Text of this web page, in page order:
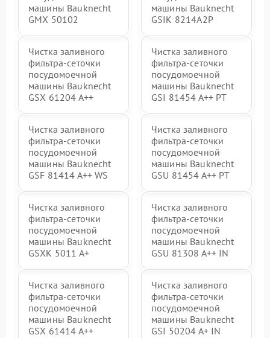
машины Bauknecht
GMX 50102
машины Bauknecht
GSIK 8214A2P
Чистка заливного
фильтра-сеточки
посудомоечной
машины Bauknecht
GSX 61204 A++
Чистка заливного
фильтра-сеточки
посудомоечной
машины Bauknecht
GSI 81454 A++ PT
Чистка заливного
фильтра-сеточки
посудомоечной
машины Bauknecht
GSF 81414 A++ WS
Чистка заливного
фильтра-сеточки
посудомоечной
машины Bauknecht
GSU 81454 A++ PT
Чистка заливного
фильтра-сеточки
посудомоечной
машины Bauknecht
GSXK 5011 A+
Чистка заливного
фильтра-сеточки
посудомоечной
машины Bauknecht
GSU 81308 A++ IN
Чистка заливного
фильтра-сеточки
посудомоечной
машины Bauknecht
GSX 61414 A++
Чистка заливного
фильтра-сеточки
посудомоечной
машины Bauknecht
GSI 50204 A+ IN